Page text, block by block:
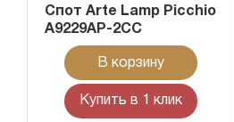
Cпот Arte Lamp Picchio
A9229AP-2CC
В корзину
Купить в 1 клик